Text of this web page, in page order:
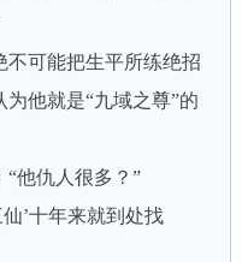
可能把生平所练绝招
他就是“九域之尊”的
他仇人很多？”
’十年来就到处找